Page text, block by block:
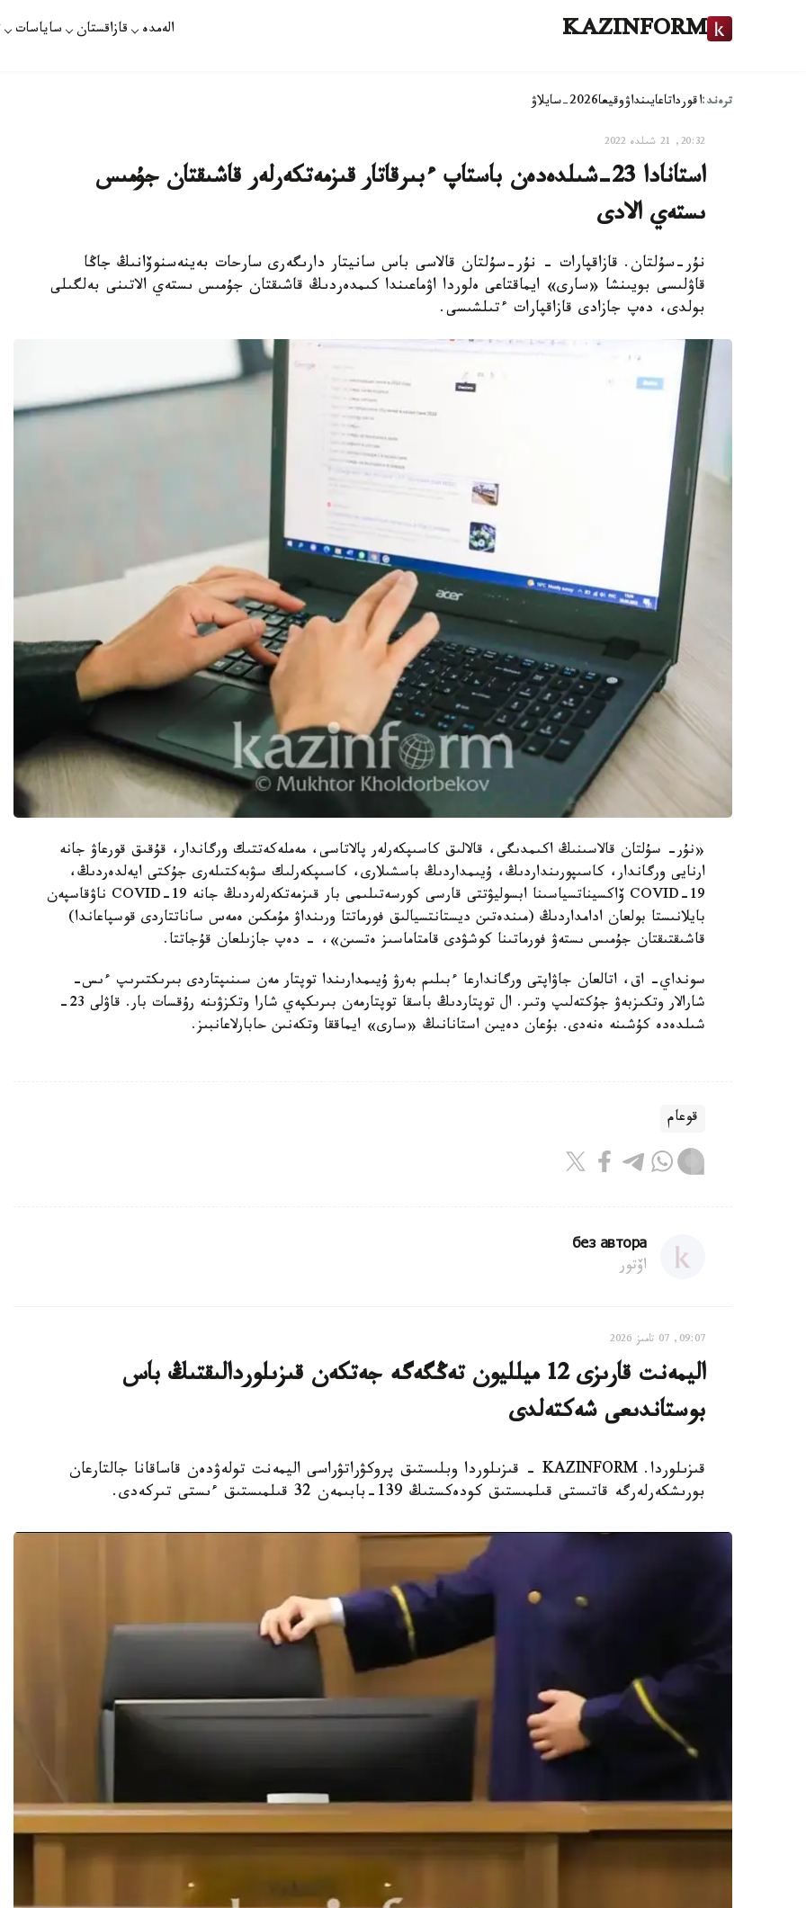
KAZINFORM الەمدە قازاقستان ساياسات
ترەند:اقورداتاعايىنداۋوقيعا2026-سايلاۋ
20:32, 21 شىلدە 2022
استانادا 23-شىلدەدەن باستاپ ءبىرقاتار قىزمەتكەرلەر قاشىقتان جۇمىس
ىستەي الادى
نۇر-سۇلتان. قازاقپارات - نۇر-سۇلتان قالاسى باس سانيتار دارىگەرى سارحات بەينەسنوۆانىڭ جاڭا
قاۋلىسى بويىنشا «سارى» ايماقتاعى ەلوردا اۋماعىندا كىمدەردىڭ قاشىقتان جۇمىس ىستەي الاتىنى بەلگىلى
بولدى، دەپ جازادى قازاقپارات ءتىلشىسى.
«نۇر- سۇلتان قالاسىنىڭ اكىمدىگى، قالالىق كاسىپكەرلەر پالاتاسى، مەملەكەتتىك ورگاندار، قۇقىق قورعاۋ جانە
ارنايى ورگاندار، كاسىپورىنداردىڭ، ۇيىمداردىڭ باسشىلارى، كاسىپكەرلىك سۋبەكتىلەرى جۇكتى ايەلدەردىڭ،
COVID-19 ۆاكسيناتسياسىنا ابسوليۋتتى قارسى كورسەتىلىمى بار قىزمەتكەرلەردىڭ جانە COVID-19 ناۋقاسپەن
بايلانىستا بولعان ادامداردىڭ (مىندەتىن ديستانتسيالىق فورماتتا ورىنداۋ مۇمكىن ەمەس ساناتتاردى قوسپاعاندا)
قاشىقتىقتان جۇمىس ىستەۋ فورماتىنا كوشۋدى قامتاماسىز ەتسىن»، - دەپ جازىلعان قۇجاتتا.
سونداي- اق، اتالعان جاۋاپتى ورگاندارعا ءبىلىم بەرۋ ۇيىمدارىندا توپتار مەن سىنىپتاردى بىرىكتىرىپ ءىس-
شارالار وتكىزبەۋ جۇكتەلىپ وتىر. ال توپتاردىڭ باسقا توپتارمەن بىرىكپەي شارا وتكزۋىنە رۇقسات بار. قاۋلى 23-
شىلدەدە كۇشىنە ەنەدى. بۇعان دەيىن استانانىڭ «سارى» ايماققا وتكەنىن حابارلاعانبىز.
قوعام
без автора
اۆتور
09:07, 07 تامىز 2026
اليمەنت قارىزى 12 ميلليون تەڭگەگە جەتكەن قىزىلوردالىقتىڭ باس
بوستاندىعى شەكتەلدى
قىزىلوردا. KAZINFORM - قىزىلوردا وبلىستىق پروكۋراتۋراسى اليمەنت تولەۋدەن قاساقانا جالتارعان
بورىشكەرلەرگە قاتىستى قىلمىستىق كودەكستىڭ 139-بابىمەن 32 قىلمىستىق ءىستى تىركەدى.